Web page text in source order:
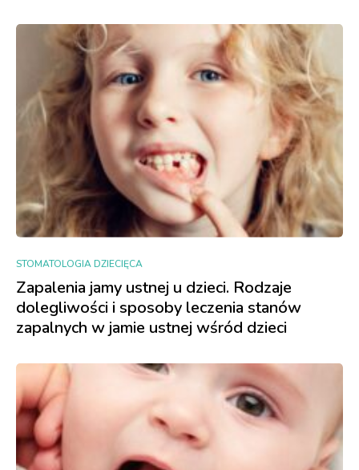
STOMATOLOGIA DZIECIĘCA
Zapalenia jamy ustnej u dzieci. Rodzaje
dolegliwości i sposoby leczenia stanów
zapalnych w jamie ustnej wśród dzieci